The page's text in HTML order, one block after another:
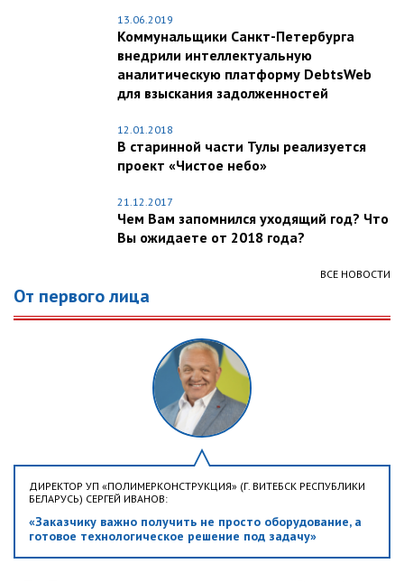
13.06.2019
Коммунальщики Санкт-Петербурга
внедрили интеллектуальную
аналитическую платформу DebtsWeb
для взыскания задолженностей
12.01.2018
В старинной части Тулы реализуется
проект «Чистое небо»
21.12.2017
Чем Вам запомнился уходящий год? Что
Вы ожидаете от 2018 года?
ВСЕ НОВОСТИ
От первого лица
ДИРЕКТОР УП «ПОЛИМЕРКОНСТРУКЦИЯ» (Г. ВИТЕБСК РЕСПУБЛИКИ
БЕЛАРУСЬ) СЕРГЕЙ ИВАНОВ:
«Заказчику важно получить не просто оборудование, а
готовое технологическое решение под задачу»